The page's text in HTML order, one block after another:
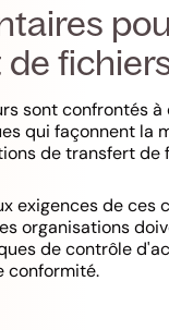
sont confrontés à
qui façonnent la
de transfert de
exigences de ces
organisations
de contrôle
conformité.